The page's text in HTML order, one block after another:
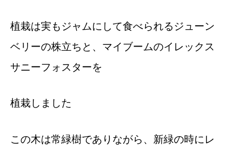
植栽は実もジャムにして食べられるジューン
ベリーの株立ちと、マイブームのイレックス
サニーフォスターを
植栽しました
この木は常緑樹でありながら、新緑の時にレ